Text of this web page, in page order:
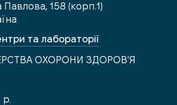
Павлова, 158 (корп.1)
та лабораторії
ОХОРОНИ ЗДОРОВ'Я
р.